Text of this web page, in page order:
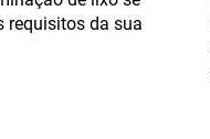
requisitos da sua